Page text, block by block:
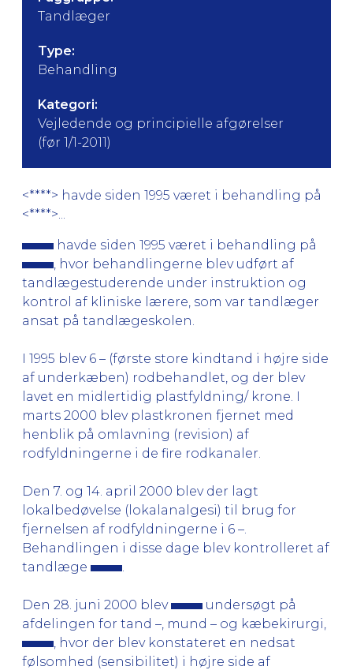
Tandlæger
Type:
Behandling
Kategori:
Vejledende og principielle afgørelser
(før 1/1-2011)
<****> havde siden 1995 været i behandling på
<****>...
havde siden 1995 været i behandling på
, hvor behandlingerne blev udført af
tandlægestuderende under instruktion og
kontrol af kliniske lærere, som var tandlæger
ansat på tandlægeskolen.
I 1995 blev 6 – (første store kindtand i højre side
af underkæben) rodbehandlet, og der blev
lavet en midlertidig plastfyldning/ krone. I
marts 2000 blev plastkronen fjernet med
henblik på omlavning (revision) af
rodfyldningerne i de fire rodkanaler.
Den 7. og 14. april 2000 blev der lagt
lokalbedøvelse (lokalanalgesi) til brug for
fjernelsen af rodfyldningerne i 6 –.
Behandlingen i disse dage blev kontrolleret af
tandlæge
Den 28. juni 2000 blev
undersøgt på
afdelingen for tand –, mund – og kæbekirurgi,
, hvor der blev konstateret en nedsat
følsomhed (sensibilitet) i højre side af